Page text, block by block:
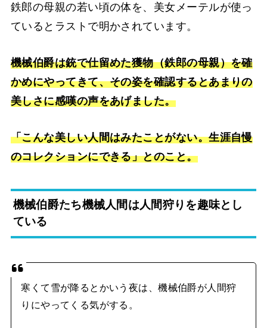
鉄郎の母親の若い頃の体を、美女メーテルが使っ
ているとラストで明かされています。
機械伯爵は銃で仕留めた獲物（鉄郎の母親）を確
かめにやってきて、その姿を確認するとあまりの
美しさに感嘆の声をあげました。
「こんな美しい人間はみたことがない。生涯自慢
のコレクションにできる」とのこと。
機械伯爵たち機械人間は人間狩りを趣味とし
ている
寒くて雪が降るとかいう夜は、機械伯爵が人間狩
りにやってくる気がする。